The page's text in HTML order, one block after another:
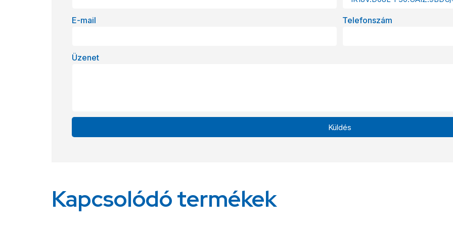
E-mail Telefonszám
Üzenet
Küldés
Kapcsolódó termékek